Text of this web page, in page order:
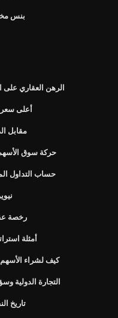
بنس
الرهن العقاري على
أعلى سعر
مقابل
حركة سوق الأسهم
حساب التداول
رخصة
أمثلة
كيف لشراء الأسهم
التجارة الدولية
تاريخ